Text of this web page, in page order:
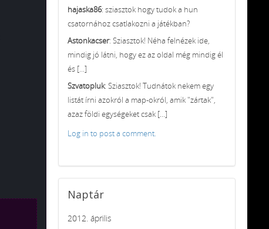
hajaska86: sziasztok hogy tudok a hun
csatornához csatlakozni a játékban?
Astonkacser: Sziasztok! Néha felnézek ide,
mindig jó látni, hogy ez az oldal még mindig él
és [...]
Szvatopluk: Sziasztok! Tudnátok nekem egy
listát írni azokról a map-okról, amik "zártak",
azaz földi egységeket csak [...]
Log in to post a comment.
Naptár
2012. április